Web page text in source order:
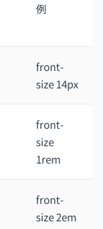
例
front-
size 14px
front-
size
1rem
front-
size 2em